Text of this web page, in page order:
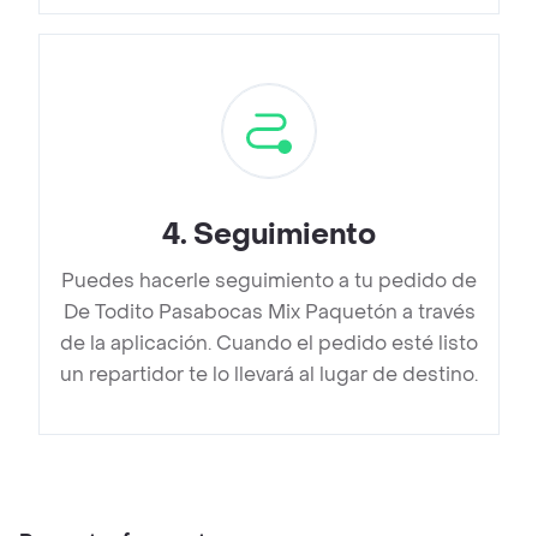
4. Seguimiento
Puedes hacerle seguimiento a tu pedido de
De Todito Pasabocas Mix Paquetón a través
de la aplicación. Cuando el pedido esté listo
un repartidor te lo llevará al lugar de destino.